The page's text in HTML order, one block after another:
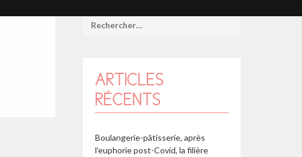
ARTICLES
RÉCENTS
Boulangerie-pâtisserie, après
l’euphorie post-Covid, la filière